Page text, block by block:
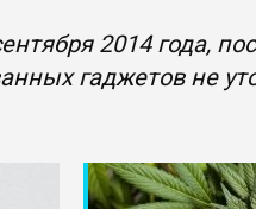
2014 года,
гаджетов не